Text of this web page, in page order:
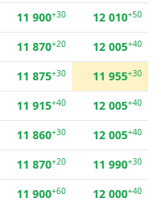
11 900+30 12 010+50
11 870+20 12 005+40
11 875+30 11 955+30
11 915+40 12 005+40
11 860+30 12 005+40
11 870+20 11 990+30
11 900+60 12 000+40